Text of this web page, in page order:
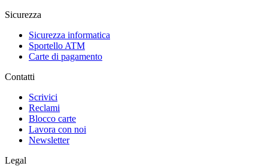
Sicurezza
Sicurezza informatica
Sportello ATM
Carte di pagamento
Contatti
Scrivici
Reclami
Blocco carte
Lavora con noi
Newsletter
Legal